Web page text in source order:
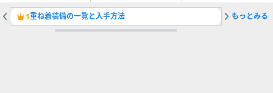
1重ね着装備の一覧と入手方法 2ストー
もっとみる